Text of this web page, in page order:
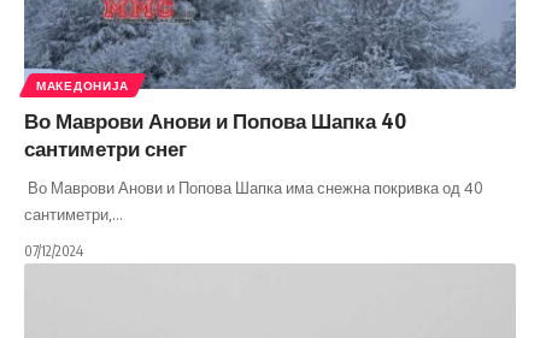
МАКЕДОНИЈА
Во Маврови Анови и Попова Шапка 40
сантиметри снег
Во Маврови Анови и Попова Шапка има снежна покривка од 40
сантиметри, …
07/12/2024